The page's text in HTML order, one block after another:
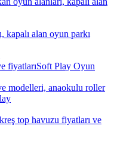
Soft Play Oyun